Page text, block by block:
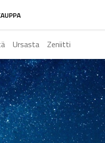
Ursasta Zeniitti